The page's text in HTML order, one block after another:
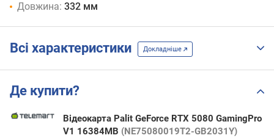
Довжина: 332 мм
Всі характеристики Докладніше
Де купити?
Відеокарта Palit GeForce RTX 5080 GamingPro
V1 16384MB (NE75080019T2-GB2031Y)